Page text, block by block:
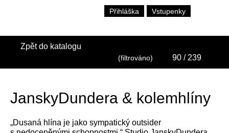
Přihláška Vstupenky
Zpět do katalogu
(filtrováno) 90 / 239
JanskyDundera & kolemhlíny
„Dusaná hlína je jako sympatický outsider